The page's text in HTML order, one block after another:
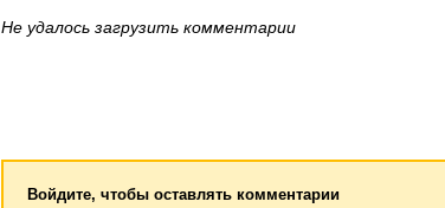
Не удалось загрузить комментарии
Войдите, чтобы оставлять комментарии